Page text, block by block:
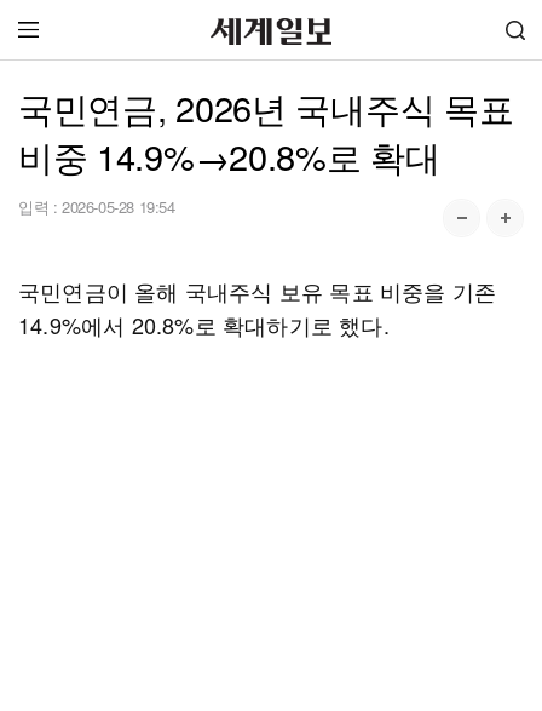
국민연금, 2026년 국내주식 목표
비중 14.9%→20.8%로 확대
입력 : 2026-05-28 19:54
국민연금이 올해 국내주식 보유 목표 비중을 기존
14.9%에서 20.8%로 확대하기로 했다.